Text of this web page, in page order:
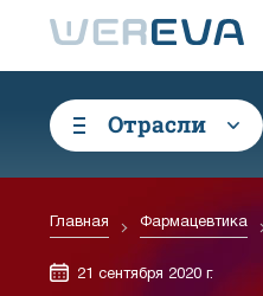
Отрасли
Главная Фармацевтика
21 сентября 2020 г.